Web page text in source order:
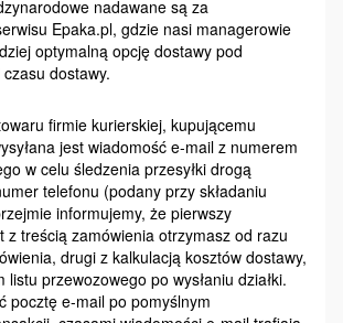
nadawane są za
Epaka.pl, gdzie nasi managerowie
optymalną opcję dostawy pod
dostawy.
firmie kurierskiej, kupującemu
jest wiadomość e-mail z numerem
w celu śledzenia przesyłki drogą
telefonu (podany przy składaniu
informujemy, że pierwszy
z treścią zamówienia otrzymasz od razu
drugi z kalkulacją kosztów dostawy,
przewozowego po wysłaniu działki.
pocztę e-mail po pomyślnym